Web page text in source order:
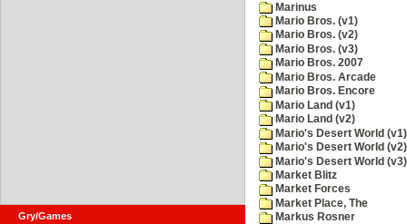
Gry/Games
Marinus
Mario Bros. (v1)
Mario Bros. (v2)
Mario Bros. (v3)
Mario Bros. 2007
Mario Bros. Arcade
Mario Bros. Encore
Mario Land (v1)
Mario Land (v2)
Mario's Desert World (v1)
Mario's Desert World (v2)
Mario's Desert World (v3)
Market Blitz
Market Forces
Market Place, The
Markus Rosner